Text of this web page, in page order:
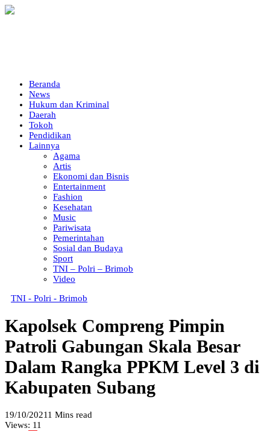
Beranda
News
Hukum dan Kriminal
Daerah
Tokoh
Pendidikan
Lainnya
Agama
Artis
Ekonomi dan Bisnis
Entertainment
Fashion
Kesehatan
Music
Pariwisata
Pemerintahan
Sosial dan Budaya
Sport
TNI – Polri – Brimob
Video
TNI - Polri - Brimob
Kapolsek Compreng Pimpin
Patroli Gabungan Skala Besar
Dalam Rangka PPKM Level 3 di
Kabupaten Subang
19/10/20211 Mins read
Views: 11